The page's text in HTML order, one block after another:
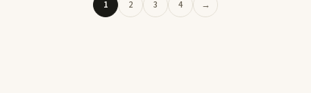
1 2 3 4 →